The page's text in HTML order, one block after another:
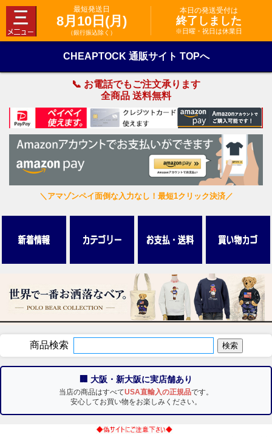
最短発送日
8月10日(月)
（銀行振込除く）
本日の発送受付は
終了しました
※日曜・祝日は休業日
CHEAPTOCK 通販サイト TOPへ
📞 お電話でもご注文承ります
全商品 送料無料
＼アマゾンペイ面倒な入力なし！最短1クリック決済／
商品検索
🏢 大阪・新大阪に実店舗あり
当店の商品はすべてUSA直輸入の正規品です。
安心してお買い物をお楽しみください。